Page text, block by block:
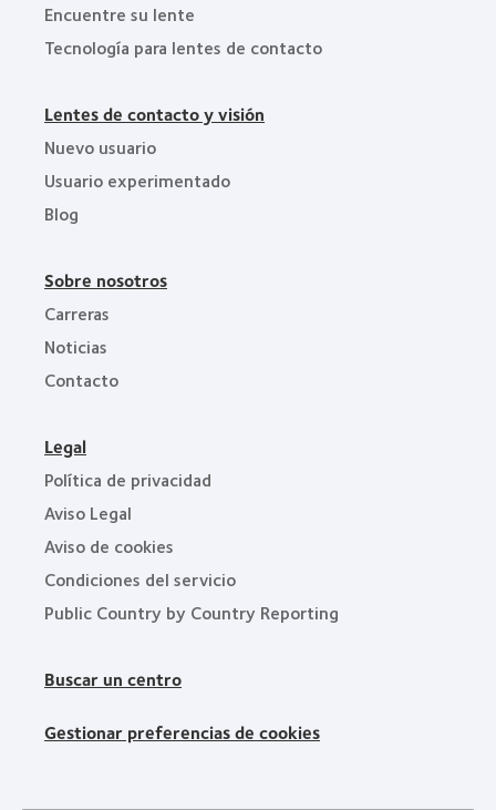
Encuentre su lente
Tecnología para lentes de contacto
Lentes de contacto y visión
Nuevo usuario
Usuario experimentado
Blog
Sobre nosotros
Carreras
Noticias
Contacto
Legal
Política de privacidad
Aviso Legal
Aviso de cookies
Condiciones del servicio
Public Country by Country Reporting
Buscar un centro
Gestionar preferencias de cookies